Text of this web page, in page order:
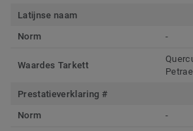
Latijnse naam
Norm
-
Waardes Tarkett
Prestatieverklaring #
Norm
-